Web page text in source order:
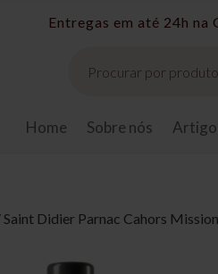
produtos
Home Sobre nós
Saint Didier Parnac Cahors